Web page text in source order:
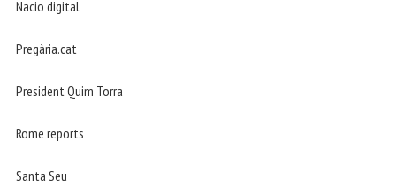
Nacio digital
Pregària.cat
President Quim Torra
Rome reports
Santa Seu